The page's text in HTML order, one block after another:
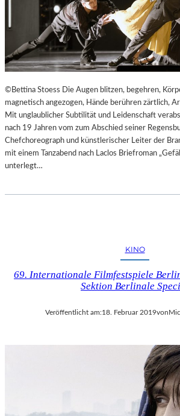
©Bettina Stoess Die Augen blitzen, begehren,
magnetisch angezogen, Hände berühren zärtlich,
Mit unglaublicher Subtilität und Leidenschaft
nach 19 Jahren vom zum Abschied seiner
Chefchoreograph und künstlerischer Leiter der
mit einem Tanzabend nach Laclos Briefroman
unterlegt…
KINO
69. Internationale Filmfestspiele
Sektion Berlinale
Veröffentlicht am:18. Februar 2019von